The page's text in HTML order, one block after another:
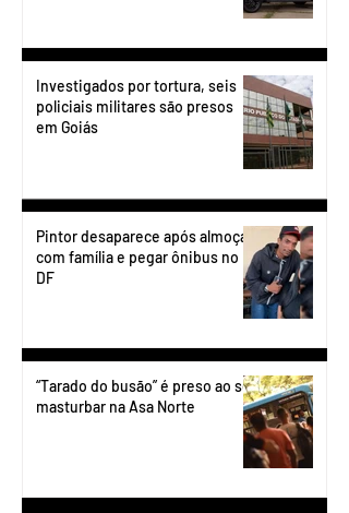
Investigados por tortura, seis
policiais militares são presos
em Goiás
Pintor desaparece após almoçar
com família e pegar ônibus no
DF
“Tarado do busão” é preso ao se
masturbar na Asa Norte